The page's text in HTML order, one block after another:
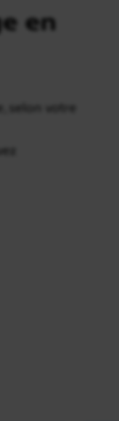
en
selon votre